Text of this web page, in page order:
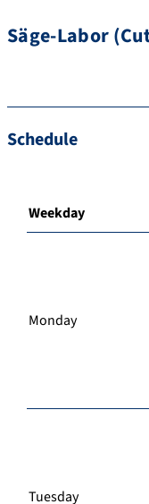
Säge-Labor
Schedule
Weekday
Monday
Tuesday